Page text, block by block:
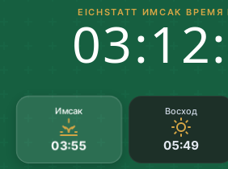
EICHSTATT ИМСАК
Имсак
03:55
Восход
05:49